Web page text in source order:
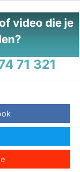
video die je
71 321